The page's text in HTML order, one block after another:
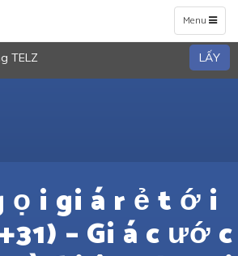
Toggle
navigation
Menu
TELZ LẤY
ọ i gi á r ẻ t ớ i
– Gi á c ướ c